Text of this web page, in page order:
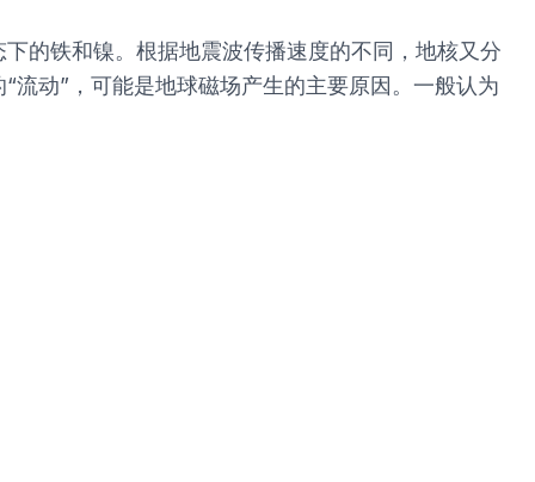
的铁和镍。根据地震波传播速度的不同，地核又分
动”，可能是地球磁场产生的主要原因。一般认为